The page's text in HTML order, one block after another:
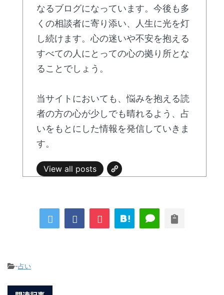
なるブログになっています。今後も多
くの相談者に寄り添い、人生に光を灯
し続けます。心の迷いや不安を抱える
すべての人にとっての心の拠り所とな
ることでしょう。
当サイトにおいても、悩みを抱える読
者の方の心が少しでも晴れるよう、占
いをもとにした情報を発信していきま
す。
View all posts
-占い